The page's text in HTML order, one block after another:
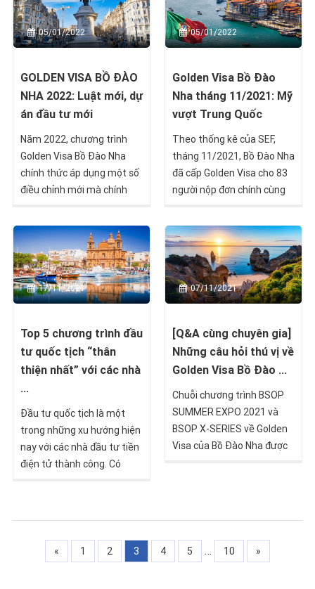
chỉ từ 350.000 Euro.
Thế giới này.
05/01/2022
GOLDEN VISA BỒ ĐÀO
NHA 2022: Luật mới, dự
án đầu tư mới
Năm 2022, chương trình
Golden Visa Bồ Đào Nha
chính thức áp dụng một số
điều chỉnh mới mà chính
báo từ trước đó.
05/01/2022
Golden Visa Bồ Đào
Nha tháng 11/2021: Mỹ
vượt Trung Quốc
Theo thống kê của SEF,
tháng 11/2021, Bồ Đào Nha
đã cấp Golden Visa cho 83
người nộp đơn chính cùng
thành viên gia đình của họ.
Trong đó có 64 thị thực
thông qua mua bất động
sản (24 thị thực thông qua
cải tạo đô thị ) và 19 thị
17/11/2021
Top 5 chương trình đầu
tư quốc tịch “thân
thiện nhất” với các nhà
...
Đầu tư quốc tịch là một
trong những xu hướng hiện
nay với các nhà đầu tư tiền
điện tử thành công. Có
tương lai vững chắc với
nhiều cơ hội rộng mở với tư
07/11/2021
[Q&A cùng chuyên gia]
Những câu hỏi thú vị về
Golden Visa Bồ Đào ...
Chuỗi chương trình BSOP
SUMMER EXPO 2021 và
BSOP X-SERIES về Golden
Visa của Bồ Đào Nha được
phía họ.
« 1 2 3 4 5 … 10 »